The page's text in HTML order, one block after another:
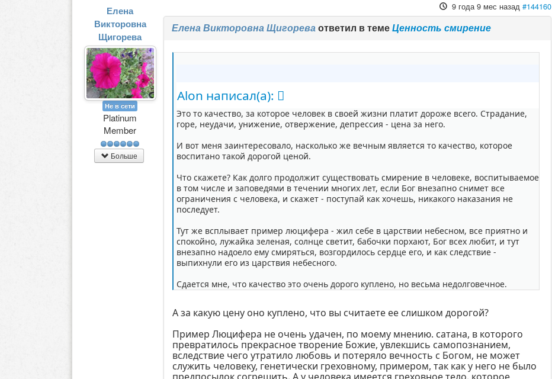
Елена
Викторовна
Щигорева
Не в сети
Platinum
Member
Больше
9 года 9 мес назад #144160
Елена Викторовна Щигореваответил в темеЦенность смирение
Alon написал(а):
Это то качество, за которое человек в своей жизни платит дороже всего. Страдание,
горе, неудачи, унижение, отвержение, депрессия - цена за него.
И вот меня заинтересовало, насколько же вечным является то качество, которое
воспитано такой дорогой ценой.
Что скажете? Как долго продолжит существовать смирение в человеке, воспитываемое
в том числе и заповедями в течении многих лет, если Бог внезапно снимет все
ограничения с человека, и скажет - поступай как хочешь, никакого наказания не
последует.
Тут же всплывает пример люцифера - жил себе в царствии небесном, все приятно и
спокойно, лужайка зеленая, солнце светит, бабочки порхают, Бог всех любит, и тут
внезапно надоело ему смиряться, возгордилось сердце его, и как следствие -
выпихнули его из царствия небесного.
Сдается мне, что качество это очень дорого куплено, но весьма недолговечное.
А за какую цену оно куплено, что вы считаете ее слишком дорогой?
Пример Люцифера не очень удачен, по моему мнению. сатана, в которого
превратилось прекрасное творение Божие, увлекшись самопознанием,
вследствие чего утратило любовь и потеряло вечность с Богом, не может
служить человеку, генетически греховному, примером, так как у него не было